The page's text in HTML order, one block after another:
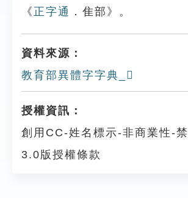
《 正字通 ．隹部》。
資料來源：
教育部異體字字典_𩀮
授權資訊：
創用CC-姓名標示-非商業性-
3.0版授權條款